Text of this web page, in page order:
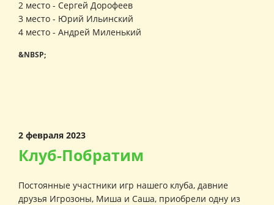
2 место - Сергей Дорофеев
3 место - Юрий Ильинский
4 место - Андрей Миленький
&NBSP;
2 февраля 2023
Клуб-Побратим
Постоянные участники игр нашего клуба, давние
друзья Игрозоны, Миша и Саша, приобрели одну из